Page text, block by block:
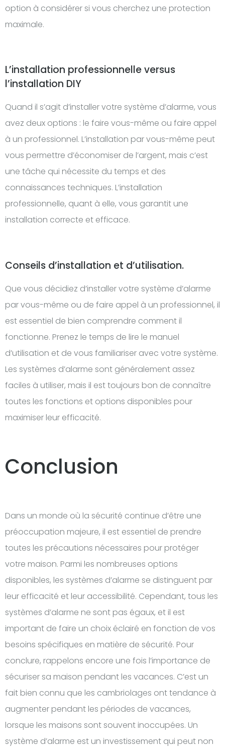
option à considérer si vous cherchez une protection
maximale.
L’installation professionnelle versus
l’installation DIY
Quand il s’agit d’installer votre système d’alarme, vous
avez deux options : le faire vous-même ou faire appel
à un professionnel. L’installation par vous-même peut
vous permettre d’économiser de l’argent, mais c’est
une tâche qui nécessite du temps et des
connaissances techniques. L’installation
professionnelle, quant à elle, vous garantit une
installation correcte et efficace.
Conseils d’installation et d’utilisation.
Que vous décidiez d’installer votre système d’alarme
par vous-même ou de faire appel à un professionnel, il
est essentiel de bien comprendre comment il
fonctionne. Prenez le temps de lire le manuel
d’utilisation et de vous familiariser avec votre système.
Les systèmes d’alarme sont généralement assez
faciles à utiliser, mais il est toujours bon de connaître
toutes les fonctions et options disponibles pour
maximiser leur efficacité.
Conclusion
Dans un monde où la sécurité continue d’être une
préoccupation majeure, il est essentiel de prendre
toutes les précautions nécessaires pour protéger
votre maison. Parmi les nombreuses options
disponibles, les systèmes d’alarme se distinguent par
leur efficacité et leur accessibilité. Cependant, tous les
systèmes d’alarme ne sont pas égaux, et il est
important de faire un choix éclairé en fonction de vos
besoins spécifiques en matière de sécurité. Pour
conclure, rappelons encore une fois l’importance de
sécuriser sa maison pendant les vacances. C’est un
fait bien connu que les cambriolages ont tendance à
augmenter pendant les périodes de vacances,
lorsque les maisons sont souvent inoccupées. Un
système d’alarme est un investissement qui peut non